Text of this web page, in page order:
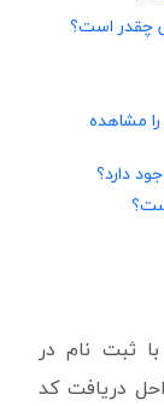
چقدر است؟
مشاهده
دارد؟
ثبت نام در
دریافت کد